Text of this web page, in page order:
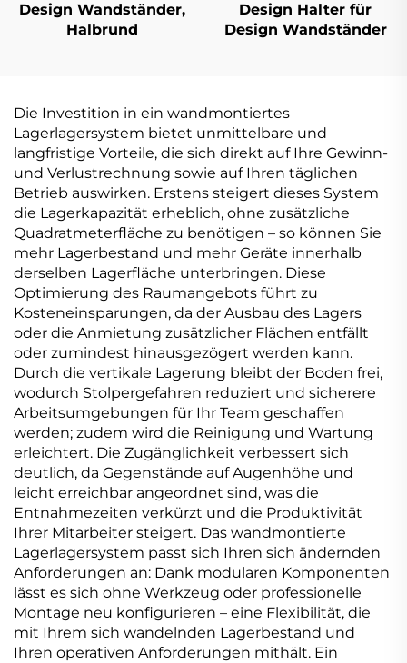
Design Wandständer,
Halbrund
Design Halter für
Design Wandständer
Die Investition in ein wandmontiertes
Lagerlagersystem bietet unmittelbare und
langfristige Vorteile, die sich direkt auf Ihre Gewinn-
und Verlustrechnung sowie auf Ihren täglichen
Betrieb auswirken. Erstens steigert dieses System
die Lagerkapazität erheblich, ohne zusätzliche
Quadratmeterfläche zu benötigen – so können Sie
mehr Lagerbestand und mehr Geräte innerhalb
derselben Lagerfläche unterbringen. Diese
Optimierung des Raumangebots führt zu
Kosteneinsparungen, da der Ausbau des Lagers
oder die Anmietung zusätzlicher Flächen entfällt
oder zumindest hinausgezögert werden kann.
Durch die vertikale Lagerung bleibt der Boden frei,
wodurch Stolpergefahren reduziert und sicherere
Arbeitsumgebungen für Ihr Team geschaffen
werden; zudem wird die Reinigung und Wartung
erleichtert. Die Zugänglichkeit verbessert sich
deutlich, da Gegenstände auf Augenhöhe und
leicht erreichbar angeordnet sind, was die
Entnahmezeiten verkürzt und die Produktivität
Ihrer Mitarbeiter steigert. Das wandmontierte
Lagerlagersystem passt sich Ihren sich ändernden
Anforderungen an: Dank modularen Komponenten
lässt es sich ohne Werkzeug oder professionelle
Montage neu konfigurieren – eine Flexibilität, die
mit Ihrem sich wandelnden Lagerbestand und
Ihren operativen Anforderungen mithält. Ein